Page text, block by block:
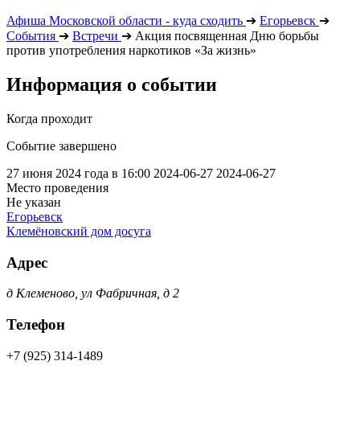
Афиша Московской области - куда сходить ➔ Егорьевск ➔
События ➔ Встречи ➔ Акция посвященная Дню борьбы
против употребления наркотиков «За жизнь»
Информация о событии
Когда проходит
Событие завершено
27 июня 2024 года в 16:00 2024-06-27 2024-06-27
Место проведения
Не указан
Егорьевск
Клемёновский дом досуга
Адрес
д Клеменово, ул Фабричная, д 2
Телефон
+7 (925) 314-1489